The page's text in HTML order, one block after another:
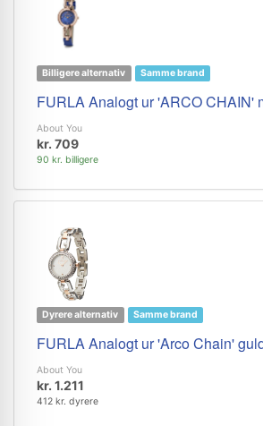
Billigere alternativ Samme brand
FURLA Analogt ur 'ARCO CHAIN'
About You
kr. 709
90 kr. billigere
Dyrere alternativ Samme brand
FURLA Analogt ur 'Arco Chain'
About You
kr. 1.211
412 kr. dyrere